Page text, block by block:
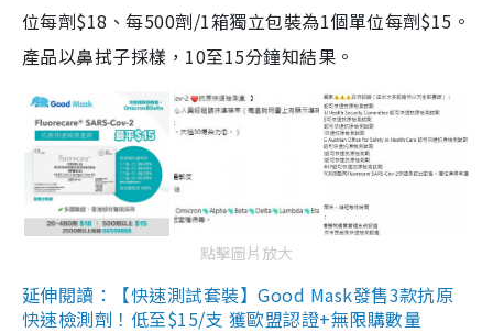
位每劑$18、每500劑/1箱獨立包裝為1個單位每劑$15。
產品以鼻拭子採樣，10至15分鐘知結果。
點擊圖片放大
延伸閱讀：【快速測試套裝】Good Mask發售3款抗原
快速檢測劑！低至$15/支 獲歐盟認證+無限購數量